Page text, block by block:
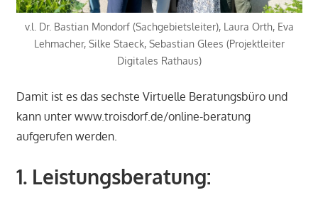
v.l. Dr. Bastian Mondorf (Sachgebietsleiter), Laura Orth, Eva
Lehmacher, Silke Staeck, Sebastian Glees (Projektleiter
Digitales Rathaus)
Damit ist es das sechste Virtuelle Beratungsbüro und
kann unter www.troisdorf.de/online-beratung
aufgerufen werden.
1. Leistungsberatung: